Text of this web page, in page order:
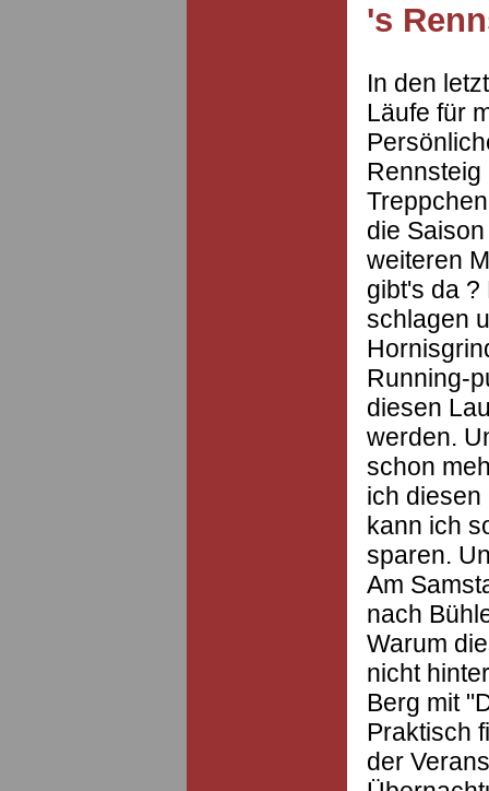
's
In den
Läufe für
Rennsteig
die
weiteren
gibt's da
schlagen
Running-
diesen
werden.
schon
ich diesen
kann ich
sparen.
Am
nach
Warum
nicht
Berg mit
Praktisch
der